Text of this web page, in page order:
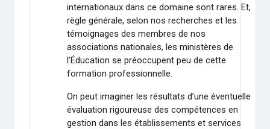
internationaux dans ce domaine sont rares. Et,
règle générale, selon nos recherches et les
témoignages des membres de nos
associations nationales, les ministères de
l’Éducation se préoccupent peu de cette
formation professionnelle.
On peut imaginer les résultats d’une éventuelle
évaluation rigoureuse des compétences en
gestion dans les établissements et services